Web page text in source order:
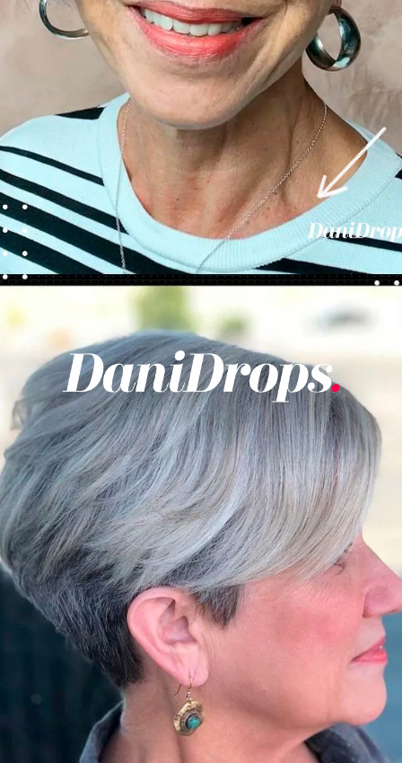
https://danidrops.com.br/fr/categorie/cheveu/